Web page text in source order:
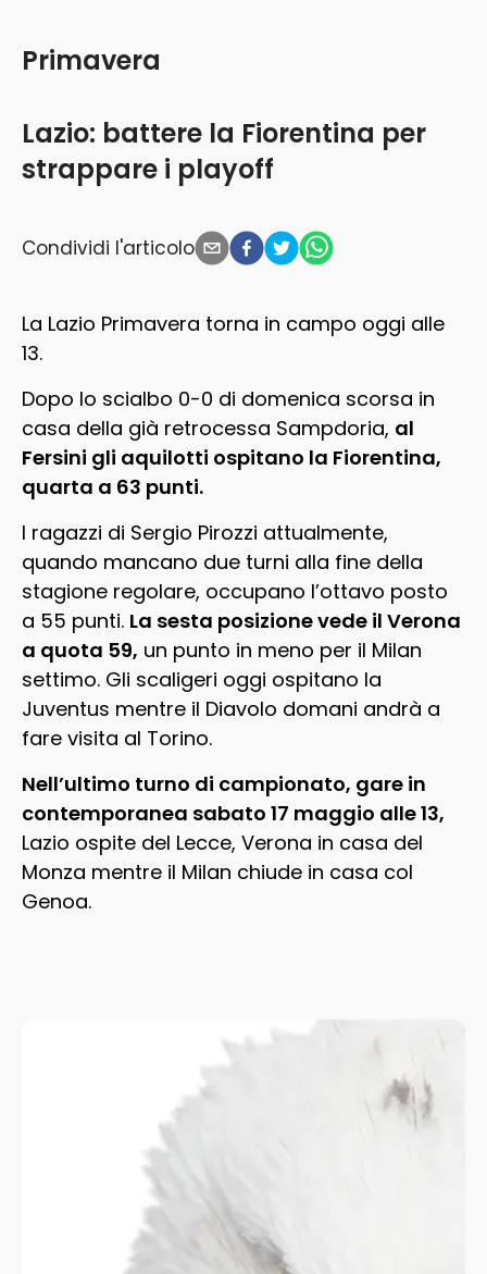
Lazio: battere la Fiorentina per
strappare i playoff
Primavera
Condividi l'articolo
La Lazio Primavera torna in campo oggi alle
13.
Dopo lo scialbo 0-0 di domenica scorsa in
casa della già retrocessa Sampdoria, al
Fersini gli aquilotti ospitano la Fiorentina,
quarta a 63 punti.
I ragazzi di Sergio Pirozzi attualmente,
quando mancano due turni alla fine della
stagione regolare, occupano l’ottavo posto
a 55 punti. La sesta posizione vede il Verona
a quota 59, un punto in meno per il Milan
settimo. Gli scaligeri oggi ospitano la
Juventus mentre il Diavolo domani andrà a
fare visita al Torino.
Nell’ultimo turno di campionato, gare in
contemporanea sabato 17 maggio alle 13,
Lazio ospite del Lecce, Verona in casa del
Monza mentre il Milan chiude in casa col
Genoa.